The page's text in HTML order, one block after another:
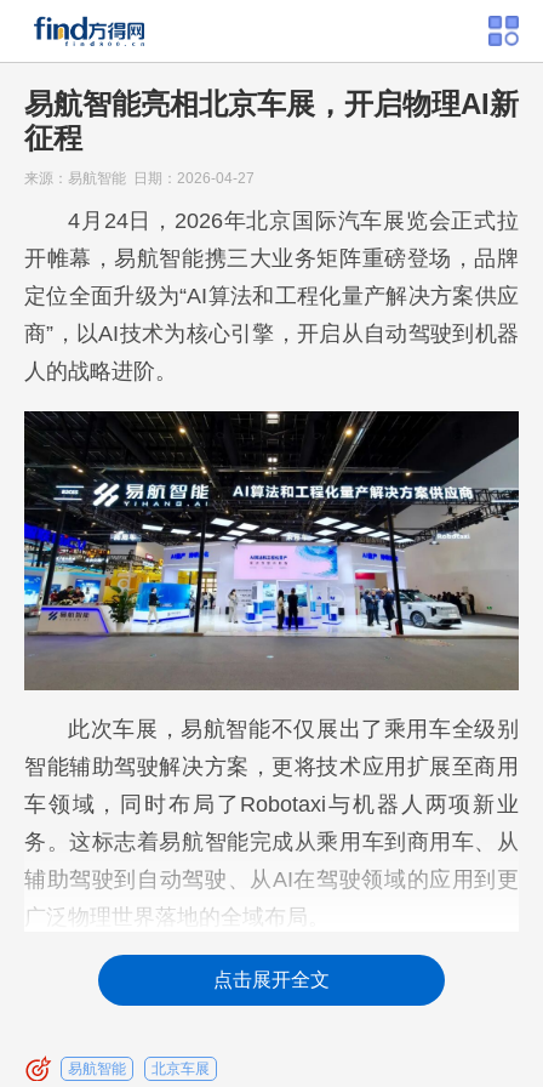
易航智能亮相北京车展，开启物理AI新
征程
来源：易航智能 日期：2026-04-27
4月24日，2026年北京国际汽车展览会正式拉
开帷幕，易航智能携三大业务矩阵重磅登场，品牌
定位全面升级为“AI算法和工程化量产解决方案供应
商”，以AI技术为核心引擎，开启从自动驾驶到机器
人的战略进阶。
此次车展，易航智能不仅展出了乘用车全级别
智能辅助驾驶解决方案，更将技术应用扩展至商用
车领域，同时布局了Robotaxi与机器人两项新业
务。这标志着易航智能完成从乘用车到商用车、从
辅助驾驶到自动驾驶、从AI在驾驶领域的应用到更
广泛物理世界落地的全域布局。
物理AI落地首秀：Robotaxi、机器人双箭齐发
迈向物理世界落地，成为多产业技术前进的重要方
点击展开全文
易航智能 北京车展